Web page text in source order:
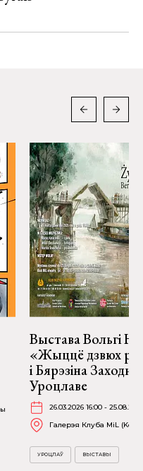
Выстава Вольгі
«Жыццё дзвюх
і Бярэзіна
Уроцлаве
26.03.2026 16:00 -
Галерэя Клуба MiL
УРОЦЛАЎ ВЫСТАВЫ